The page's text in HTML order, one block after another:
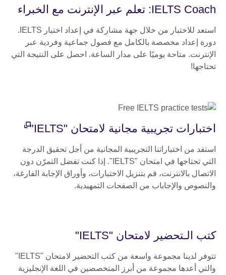
IELTS Coach: تعلم عبر الإنترنت مع الخبراء
استعد للاختبار من خلال جهة مشاركة في إعداد اختبار IELTS.
دورة إعداد مخصصة بالكامل مع فصول جماعية وفردية عبر
الإنترنت. متاحة يوميًا على مدار الساعة. احصل على النتيجة التي
تحتاجها!
اختبارات تجريبية مجانية لامتحان "IELTS"
استفد من اختباراتنا التجريبية المجانية من أجل تحقيق الدرجة
التي تحتاجها في امتحان "IELTS". إذا كنت تفضل التمرّن دون
الاتصال بالانترنت، قم بتنزيل الاختبارات، وأوراق الإجابة الفارغة،
والنصوص والإجاباب من الصفحات التمهيدية.
كتب الـتحضير لامتحان "IELTS"
تتوفر لدينا مجموعة واسعة من كتب التحضير لامتحان "IELTS"
والتي أعدها مجموعة من أبرز المتخصصين في اللغة الإنجليزية